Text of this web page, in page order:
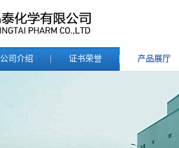
公司介绍 证书荣誉 产品展厅